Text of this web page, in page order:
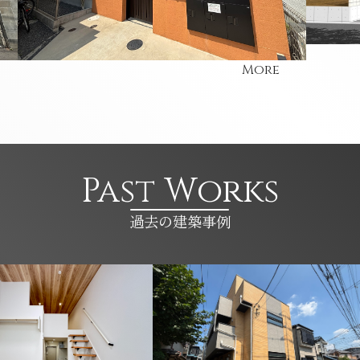
More
Past Works
過去の建築事例